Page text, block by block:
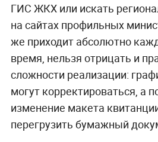
ГИС ЖКХ или искать
на сайтах профильных
же приходит абсолютно
время, нельзя отрицать и
сложности реализации:
могут корректироваться, а
изменение макета
перегрузить бумажный